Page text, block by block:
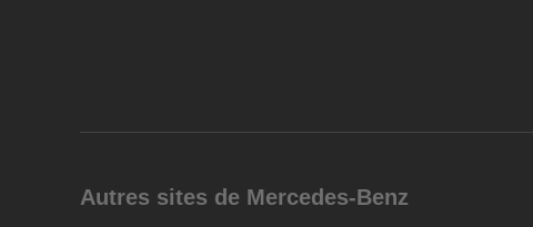
Autres sites de Mercedes-Benz